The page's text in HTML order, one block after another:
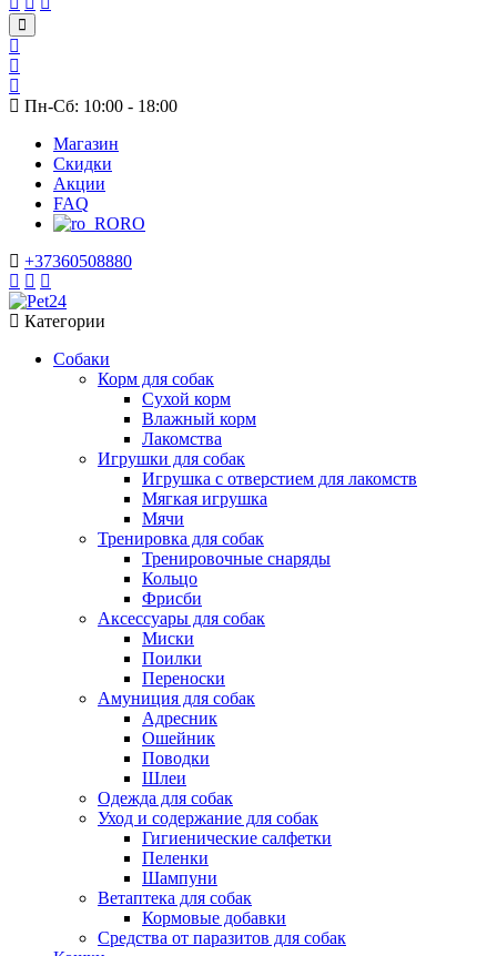
Пн-Сб: 10:00 - 18:00
Магазин
Скидки
Акции
FAQ
RO
+37360508880
Категории
Собаки
Корм для собак
Сухой корм
Влажный корм
Лакомства
Игрушки для собак
Игрушка с отверстием для лакомств
Мягкая игрушка
Мячи
Тренировка для собак
Тренировочные снаряды
Кольцо
Фрисби
Аксессуары для собак
Миски
Поилки
Переноски
Амуниция для собак
Адресник
Ошейник
Поводки
Шлеи
Одежда для собак
Уход и содержание для собак
Гигиенические салфетки
Пеленки
Шампуни
Ветаптека для собак
Кормовые добавки
Средства от паразитов для собак